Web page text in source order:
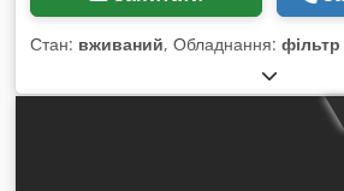
Стан: вживаний, Обладнання: фільтр